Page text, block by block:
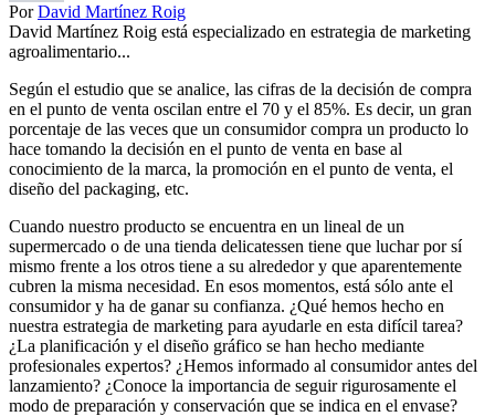
PorDavid Martínez Roig
David Martínez Roig está especializado en estrategia de marketing
agroalimentario...
Según el estudio que se analice, las cifras de la decisión de compra
en el punto de venta oscilan entre el 70 y el 85%. Es decir, un gran
porcentaje de las veces que un consumidor compra un producto lo
hace tomando la decisión en el punto de venta en base al
conocimiento de la marca, la promoción en el punto de venta, el
diseño del packaging, etc.
Cuando nuestro producto se encuentra en un lineal de un
supermercado o de una tienda delicatessen tiene que luchar por sí
mismo frente a los otros tiene a su alrededor y que aparentemente
cubren la misma necesidad. En esos momentos, está sólo ante el
consumidor y ha de ganar su confianza. ¿Qué hemos hecho en
nuestra estrategia de marketing para ayudarle en esta difícil tarea?
¿La planificación y el diseño gráfico se han hecho mediante
profesionales expertos? ¿Hemos informado al consumidor antes del
lanzamiento? ¿Conoce la importancia de seguir rigurosamente el
modo de preparación y conservación que se indica en el envase?